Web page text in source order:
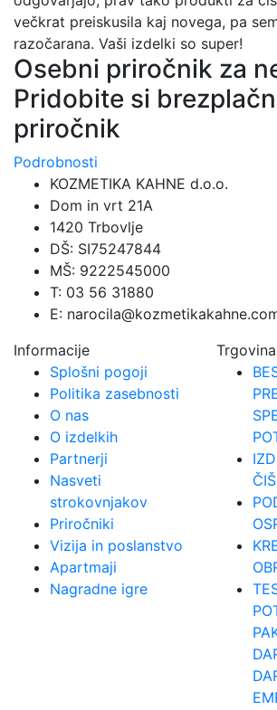
večkrat preiskusila kaj novega, pa
razočarana. Vaši izdelki so super!
Osebni priročnik za
Pridobite si
priročnik
Podrobnosti
KOZMETIKA KAHNE d.o.o.
Dom in vrt 21A
1420 Trbovlje
DŠ: SI75247844
MŠ: 9222545000
T: 03 56 31880
E:
Informacije
Splošni pogoji
Politika zasebnosti
O nas
O izdelkih
Partnerji
Nasveti
strokovnjakov
Priročniki
Vizija in poslanstvo
Apartmaji
Nagradne igre
Trgovina